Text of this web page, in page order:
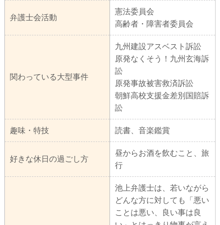
弁護士会活動
憲法委員会
高齢者・障害者委員会
関わっている大型事件
九州建設アスベスト訴訟
原発なくそう！九州玄海訴
訟
原発事故被害救済訴訟
朝鮮高校支援金差別国賠訴
訟
趣味・特技 読書、音楽鑑賞
好きな休日の過ごし方
昼からお酒を飲むこと、旅
行
池上弁護士は、若いながら
どんな方に対しても「悪い
ことは悪い、良い事は良